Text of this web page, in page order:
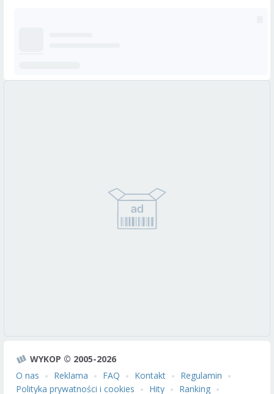
WYKOP © 2005-2026
O nas
Reklama FAQ Kontakt
Regulamin
Polityka prywatności i cookies
Hity Ranking